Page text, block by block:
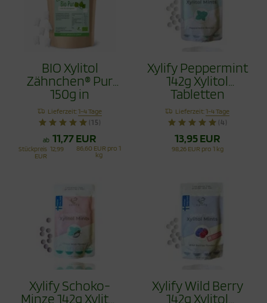
BIO Xylitol
Zähnchen® Pur
150g in
recyclingfähiger
Tüte - Zahnpflege
Bonbons
Lieferzeit:1-4 Tage
(15)
ab 11,77 EUR
Stückpreis 12,99
EUR
86,60 EUR pro 1
kg
Xylify Peppermint
142g Xylitol
Tabletten
Lieferzeit:1-4 Tage
(4)
13,95 EUR
98,26 EUR pro 1 kg
Xylify Schoko-
Minze 142g Xylitol
Xylify Wild Berry
142g Xylitol